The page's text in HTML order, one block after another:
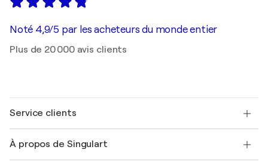
Noté 4,9/5 par les acheteurs du monde entier
Plus de 20 000 avis clients
Service clients
Expédition
À propos de Singulart